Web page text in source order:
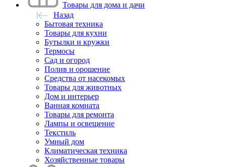
Товары для дома и дачи
Назад
Бытовая техника
Товары для кухни
Бутылки и кружки
Термосы
Сад и огород
Полив и орошение
Средства от насекомых
Товары для животных
Дом и интерьер
Ванная комната
Товары для ремонта
Лампы и освещение
Текстиль
Умный дом
Климатическая техника
Хозяйственные товары